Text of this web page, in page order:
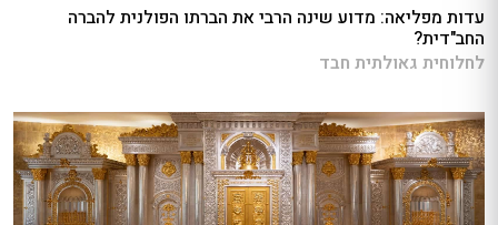
עדות מפליאה: מדוע שינה הרבי את הברתו הפולנית להברה
החב"דית?
לחלוחית גאולתית חבד